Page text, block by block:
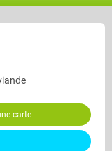
carte